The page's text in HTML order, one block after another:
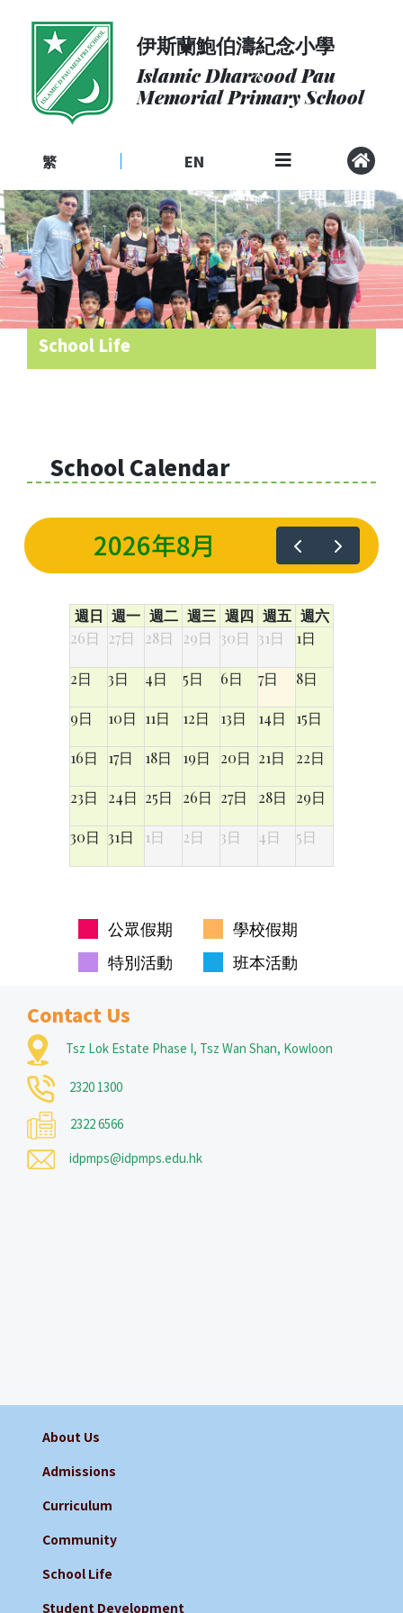
About
Admissions
Community
School
Life
Student
Development
Student
Achievement
School
Tour
for
non-Chinese
speaking
伊斯蘭鮑伯濤紀念小學
Islamic Dharwood Pau
Memorial Primary School
繁 EN
School Life
School Calendar
2026年8月
週日 週一 週二 週三 週四 週五 週六
26日
27日 28日 29日 30日 31日 1日
2日 3日 4日 5日 6日 7日 8日
9日 10日 11日 12日 13日 14日 15日
16日 17日 18日 19日 20日 21日 22日
23日 24日 25日 26日 27日 28日 29日
30日 31日 1日 2日 3日 4日 5日
公眾假期
學校假期
特別活動
班本活動
Contact Us
Tsz Lok Estate Phase I, Tsz Wan Shan, Kowloon
2320 1300
2322 6566
idpmps@idpmps.edu.hk
About Us
Admissions
Curriculum
Community
School Life
Student Development